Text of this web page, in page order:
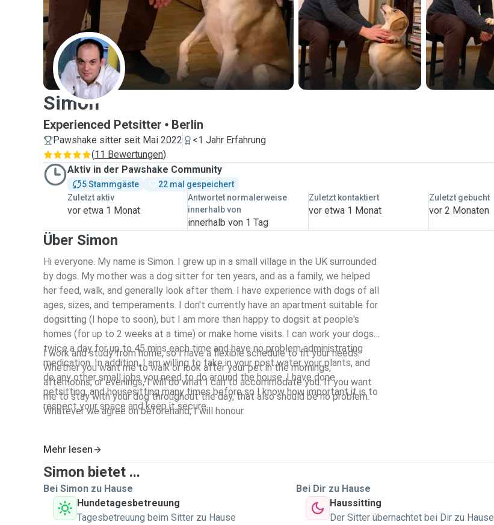
S
Simon
Experienced Petsitter Berlin
Pawshake sitter seit Mai 2022
<1 Jahr Erfahrung
(11 Bewertungen)
Aktiv in der Pawshake Community
5 Stammgäste
22 mal gespeichert
Zuletzt aktiv
vor etwa 1 Monat
Antwortet normalerweise
innerhalb von
innerhalb von 1 Tag
Zuletzt kontaktiert
vor etwa 1 Monat
Zuletzt gebucht
vor 2 Monaten
Über Simon
Hi everyone. My name is Simon. I grew up in a small village in the UK surrounded
by dogs. My mother was a dog sitter for ten years, and as a family, we helped
her feed, walk, and generally look after them. I have experience with dogs of all
ages, sizes, and temperaments. I don't currently have an apartment suitable for
dogsitting (I hope to soon), but I am more than happy to dogsit at people's
homes (for up to 2 weeks at a time) or make home visits. I can work your dogs
twice a day for up to 45 mins each time and have no problem administrating
medication. In addition, I am willing to take in your post water your plants, and
do any other small jobs you need to do around the house. I have done
petsitting, and housesitting many times before so I know how important it is to
respect your space and keep it secure.
I work and study from home, so I have a flexible schedule to fit your needs.
Whether you want me to walk or look after your pet in the mornings,
afternoons, or evenings, I will do what I can to accommodate you. If you want
me to stay with your dog throughout the day, that also should be no problem.
Whatever we agree on beforehand, I will honour.
Mehr lesen
Simon bietet ...
Bei Simon zu Hause
Hundetagesbetreuung
Tagesbetreuung beim Sitter zu Hause
Bei Dir zu Hause
Haussitting
Der Sitter übernachtet bei Dir zu Hause